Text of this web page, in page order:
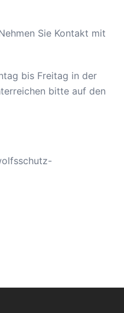
Sie Kontakt mit
bis Freitag in der
bitte auf den